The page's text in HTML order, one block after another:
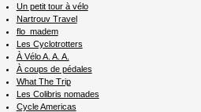
Un petit tour à vélo
Nartrouv Travel
flo_madem
Les Cyclotrotters
À Vélo A. A. A.
À coups de pédales
What The Trip
Les Colibris nomades
Cycle Americas